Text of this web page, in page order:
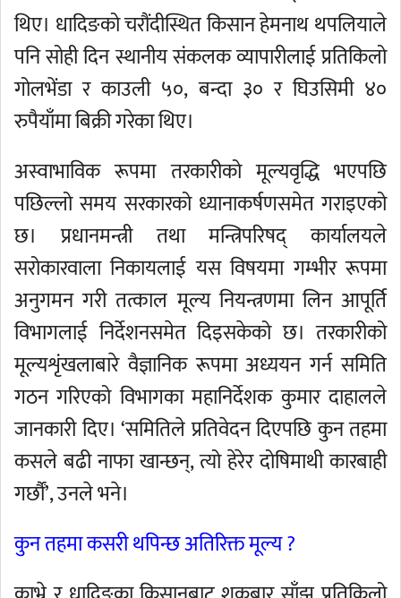
थिए। धादिङको चरौंदीस्थित किसान हेमनाथ थपलियाले
पनि सोही दिन स्थानीय संकलक व्यापारीलाई प्रतिकिलो
गोलभेंडा र काउली ५०, बन्दा ३० र घिउसिमी ४०
रुपैयाँमा बिक्री गरेका थिए।
अस्वाभाविक रूपमा तरकारीको मूल्यवृद्धि भएपछि
पछिल्लो समय सरकारको ध्यानाकर्षणसमेत गराइएको
छ। प्रधानमन्त्री तथा मन्त्रिपरिषद् कार्यालयले
सरोकारवाला निकायलाई यस विषयमा गम्भीर रूपमा
अनुगमन गरी तत्काल मूल्य नियन्त्रणमा लिन आपूर्ति
विभागलाई निर्देशनसमेत दिइसकेको छ। तरकारीको
मूल्यशृंखलाबारे वैज्ञानिक रूपमा अध्ययन गर्न समिति
गठन गरिएको विभागका महानिर्देशक कुमार दाहालले
जानकारी दिए। ‘समितिले प्रतिवेदन दिएपछि कुन तहमा
कसले बढी नाफा खान्छन्, त्यो हेरेर दोषिमाथी कारबाही
गर्छौं’, उनले भने।
कुन तहमा कसरी थपिन्छ अतिरिक्त मूल्य ?